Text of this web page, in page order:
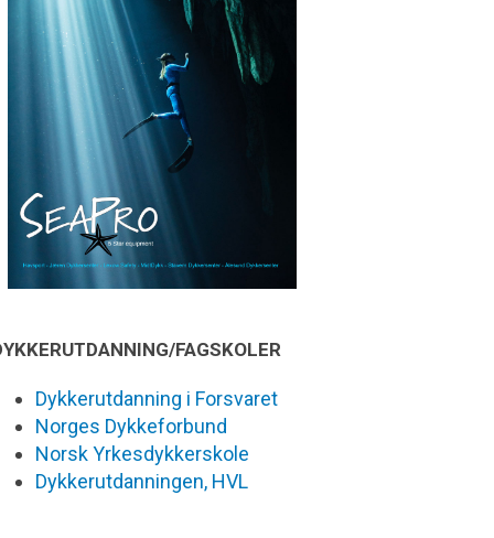
FAGSKOLER
Dykkerutdanning i Forsvaret
Norges Dykkeforbund
Norsk Yrkesdykkerskole
Dykkerutdanningen, HVL